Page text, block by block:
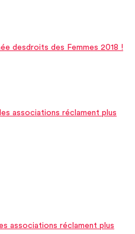
desdroits des Femmes 2018 !
associations réclament plus
associations réclament plus